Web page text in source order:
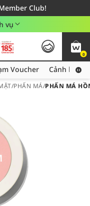
Club!
từ 249,000Đ
vực TP. Hồ Chí Minh
vụ
0
Voucher Voucher Cảnh báo
/PHẤN MÁ/PHẤN MÁ